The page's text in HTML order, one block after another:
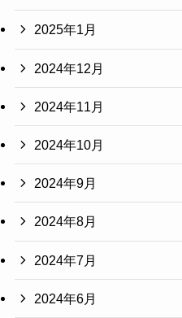
2025年1月
2024年12月
2024年11月
2024年10月
2024年9月
2024年8月
2024年7月
2024年6月